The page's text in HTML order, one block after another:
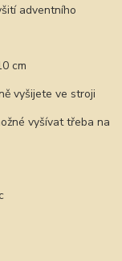
adventního
cm
vyšijete ve stroji
vyšívat třeba na